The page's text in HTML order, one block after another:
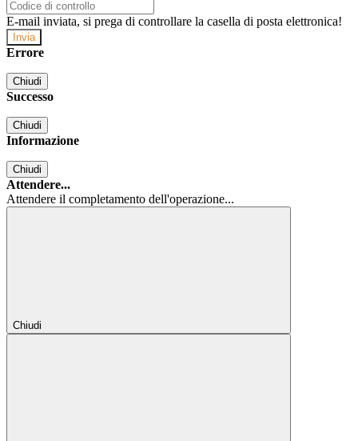
E-mail inviata, si prega di controllare la casella di posta elettronica!
Errore
Chiudi
Successo
Chiudi
Informazione
Chiudi
Attendere...
Attendere il completamento dell'operazione...
Chiudi